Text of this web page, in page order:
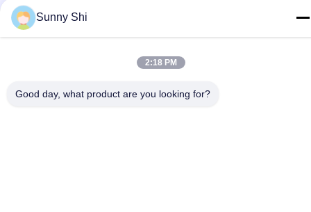
Cheluba 산업 지대, Shanghu 타운, Changshu 시, 장쑤성, 중
중국 좋은 품질 슈퍼마켓 디스플레이 선반 공급업체. 저작권 ©
Sunny Shi
2:18 PM
Good day, what product are you looking for?